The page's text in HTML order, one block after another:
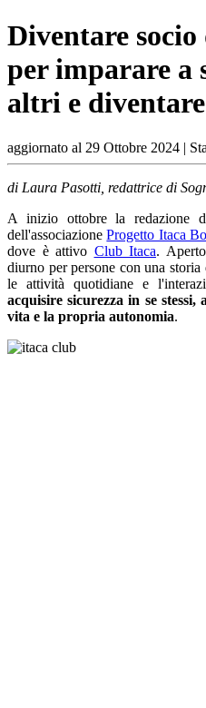
Diventare
per imparare a
altri e
aggiornato al 29 Ottobre 2024 |
di Laura Pasotti, redattrice di
A inizio ottobre la redazione
dell'associazioneProgetto Itaca
dove è attivo Club Itaca.
diurno per persone con una
le attività quotidiane e
acquisire sicurezza in se
vita e la propria autonomia.